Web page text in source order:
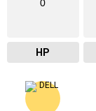
0
HP